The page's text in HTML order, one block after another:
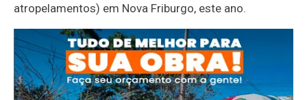
atropelamentos) em Nova Friburgo, este ano.